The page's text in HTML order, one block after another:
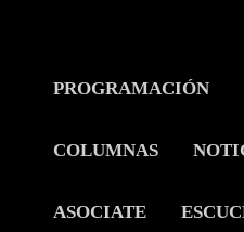
PROGRAMACIÓN
COLUMNAS
ASOCIATE